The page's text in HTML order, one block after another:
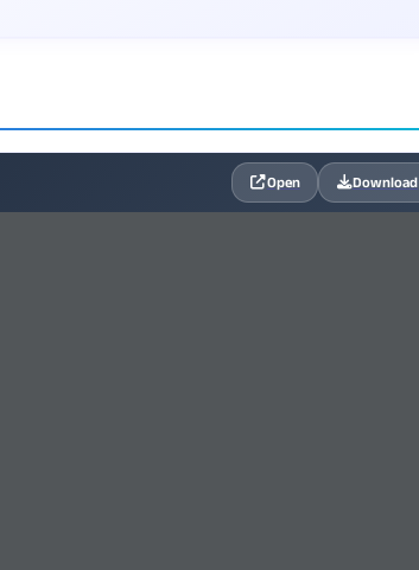
Open Download